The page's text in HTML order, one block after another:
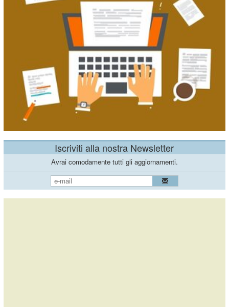
Iscriviti alla nostra Newsletter
Avrai comodamente tutti gli aggiornamenti.